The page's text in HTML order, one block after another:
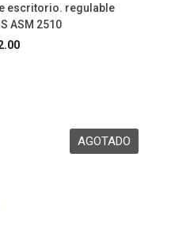
escritorio. regulable
ASM 2510